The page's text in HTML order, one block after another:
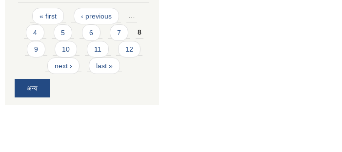
Pages
« first ‹ previous …
4 5 6 7 8
9 10 11 12
next › last »
अन्य